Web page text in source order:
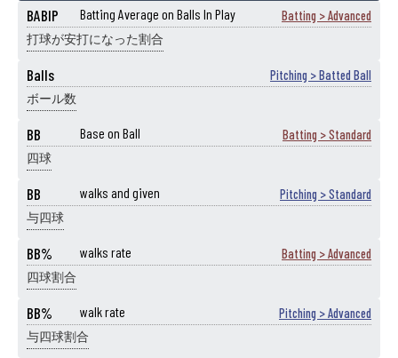
BABIP Batting Average on Balls In Play Batting > Advanced
打球が安打になった割合
Balls Pitching > Batted Ball
ボール数
BB Base on Ball Batting > Standard
四球
BB walks and given Pitching > Standard
与四球
BB% walks rate Batting > Advanced
四球割合
BB% walk rate Pitching > Advanced
与四球割合